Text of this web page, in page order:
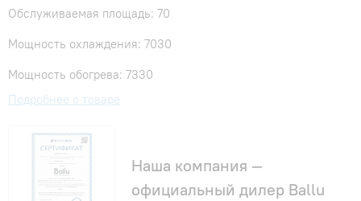
Обслуживаемая площадь: 70
Мощность охлаждения: 7030
Мощность обогрева: 7330
Подробнее о товаре
Наша компания —
официальный дилер Ballu